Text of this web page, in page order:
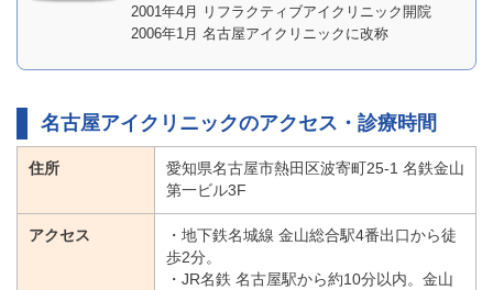
2001年4月 リフラクティブアイクリニック開院
2006年1月 名古屋アイクリニックに改称
名古屋アイクリニックのアクセス・診療時間
住所
愛知県名古屋市熱田区波寄町25-1 名鉄金山
第一ビル3F
アクセス
・地下鉄名城線 金山総合駅4番出口から徒
歩2分。
・JR名鉄 名古屋駅から約10分以内。金山